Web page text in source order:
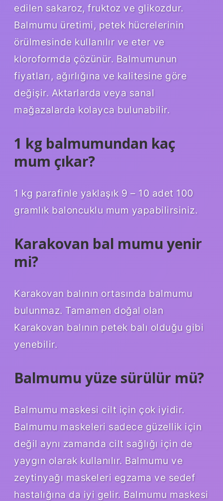
edilen sakaroz, fruktoz ve glikozdur.
Balmumu üretimi, petek hücrelerinin
örülmesinde kullanılır ve eter ve
kloroformda çözünür. Balmumunun
fiyatları, ağırlığına ve kalitesine göre
değişir. Aktarlarda veya sanal
mağazalarda kolayca bulunabilir.
1 kg balmumundan kaç
mum çıkar?
1 kg parafinle yaklaşık 9 – 10 adet 100
gramlık baloncuklu mum yapabilirsiniz.
Karakovan bal mumu yenir
mi?
Karakovan balının ortasında balmumu
bulunmaz. Tamamen doğal olan
Karakovan balının petek balı olduğu gibi
yenebilir.
Balmumu yüze sürülür mü?
Balmumu maskesi cilt için çok iyidir.
Balmumu maskeleri sadece güzellik için
değil aynı zamanda cilt sağlığı için de
yaygın olarak kullanılır. Balmumu ve
zeytinyağı maskeleri egzama ve sedef
hastalığına da iyi gelir. Balmumu maskesi